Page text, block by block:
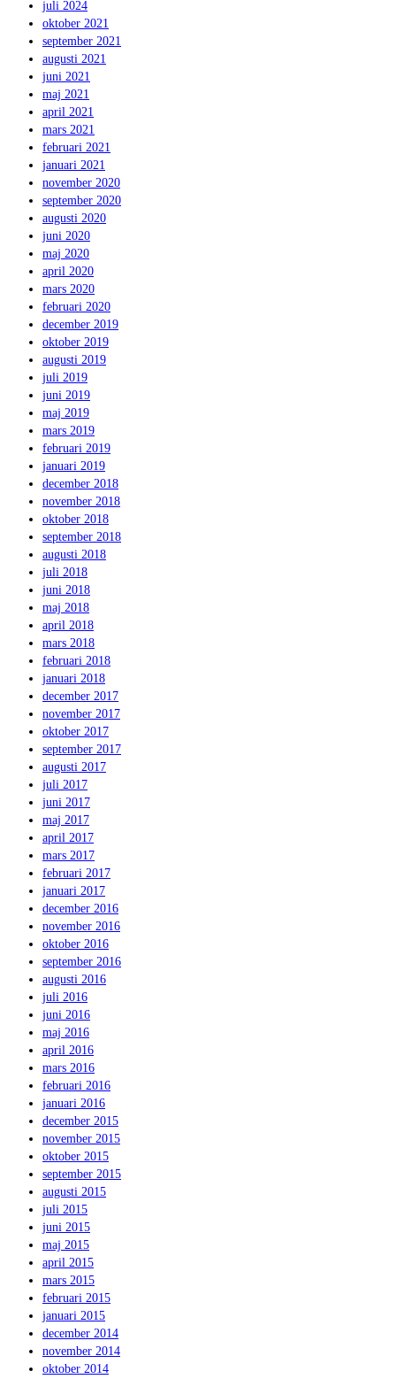
juli 2024
oktober 2021
september 2021
augusti 2021
juni 2021
maj 2021
april 2021
mars 2021
februari 2021
januari 2021
november 2020
september 2020
augusti 2020
juni 2020
maj 2020
april 2020
mars 2020
februari 2020
december 2019
oktober 2019
augusti 2019
juli 2019
juni 2019
maj 2019
mars 2019
februari 2019
januari 2019
december 2018
november 2018
oktober 2018
september 2018
augusti 2018
juli 2018
juni 2018
maj 2018
april 2018
mars 2018
februari 2018
januari 2018
december 2017
november 2017
oktober 2017
september 2017
augusti 2017
juli 2017
juni 2017
maj 2017
april 2017
mars 2017
februari 2017
januari 2017
december 2016
november 2016
oktober 2016
september 2016
augusti 2016
juli 2016
juni 2016
maj 2016
april 2016
mars 2016
februari 2016
januari 2016
december 2015
november 2015
oktober 2015
september 2015
augusti 2015
juli 2015
juni 2015
maj 2015
april 2015
mars 2015
februari 2015
januari 2015
december 2014
november 2014
oktober 2014